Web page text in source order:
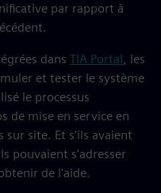
par rapport à
dans TIA Portal, les
et tester le système
le processus
de mise en service en
sur site. Et s'ils avaient
pouvaient s'adresser
de l'aide.